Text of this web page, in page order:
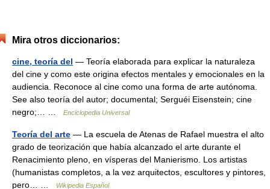
Mira otros diccionarios:
cine, teoría del — Teoría elaborada para explicar la naturaleza
del cine y como este origina efectos mentales y emocionales en la
audiencia. Reconoce al cine como una forma de arte autónoma.
See also teoría del autor; documental; Serguéi Eisenstein; cine
negro;… …
Enciclopedia Universal
Teoría del arte — La escuela de Atenas de Rafael muestra el alto
grado de teorización que había alcanzado el arte durante el
Renacimiento pleno, en vísperas del Manierismo. Los artistas
(humanistas completos, a la vez arquitectos, escultores y pintores,
pero… …
Wikipedia Español